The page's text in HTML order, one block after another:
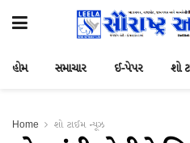
હોમ સમાચાર ઈ-પેપર શો
Home શો ટાઈમ ન્યૂઝ